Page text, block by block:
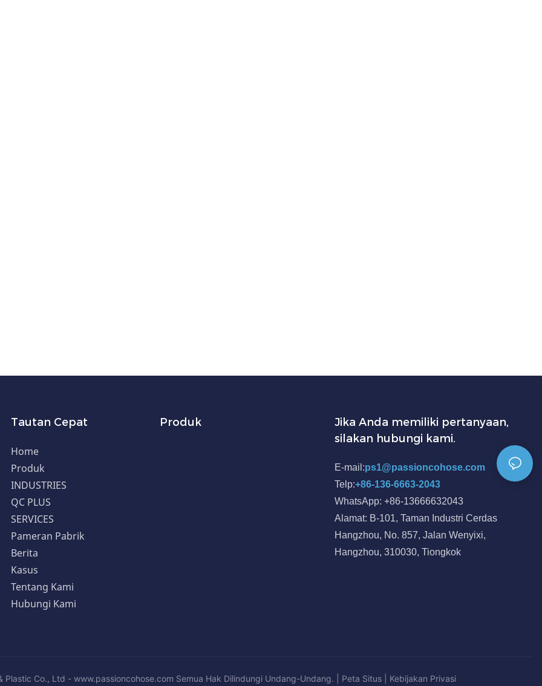
Tautan Cepat
Home
Produk
INDUSTRIES
QC PLUS
SERVICES
Pameran Pabrik
Berita
Kasus
Tentang Kami
Hubungi Kami
Produk
Jika Anda memiliki pertanyaan,
silakan hubungi kami.
E-mail:ps1@passioncohose.com
Telp:+86-136-6663-2043
WhatsApp: +86-13666632043
Alamat: B-101, Taman Industri Cerdas
Hangzhou, No. 857, Jalan Wenyixi,
Hangzhou, 310030, Tiongkok
Co., Ltd - www.passioncohose.com Semua Hak Dilindungi Undang-Undang. | Peta Situs Kebijakan Privasi